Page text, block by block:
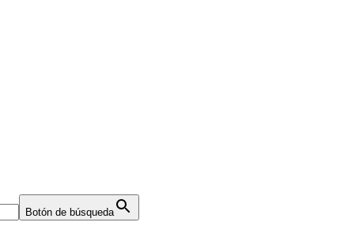
Botón de búsqueda